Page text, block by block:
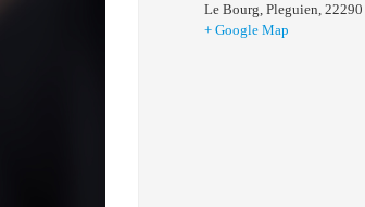
Le Bourg, Pleguien, 22290
+ Google Map